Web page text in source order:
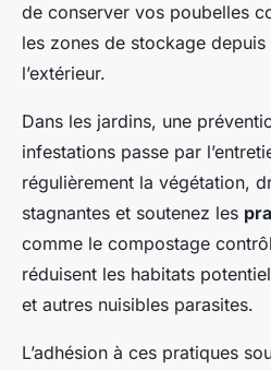
de conserver vos poubelles
les zones de stockage depuis
l’extérieur.
Dans les jardins, une
infestations passe par
régulièrement la végétation,
stagnantes et soutenez les
comme le compostage
réduisent les habitats
et autres nuisibles parasites.
L’adhésion à ces pratiques